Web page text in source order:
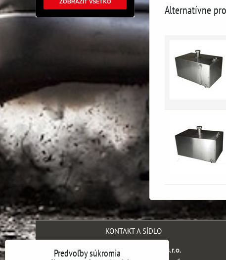
Alternatívne
ZOBRAZIŤ VŠETKO
KONTAKT A SÍDLO
SH engineering company s.r.o.
Predvoľby súkromia